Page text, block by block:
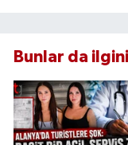
Bunlar da